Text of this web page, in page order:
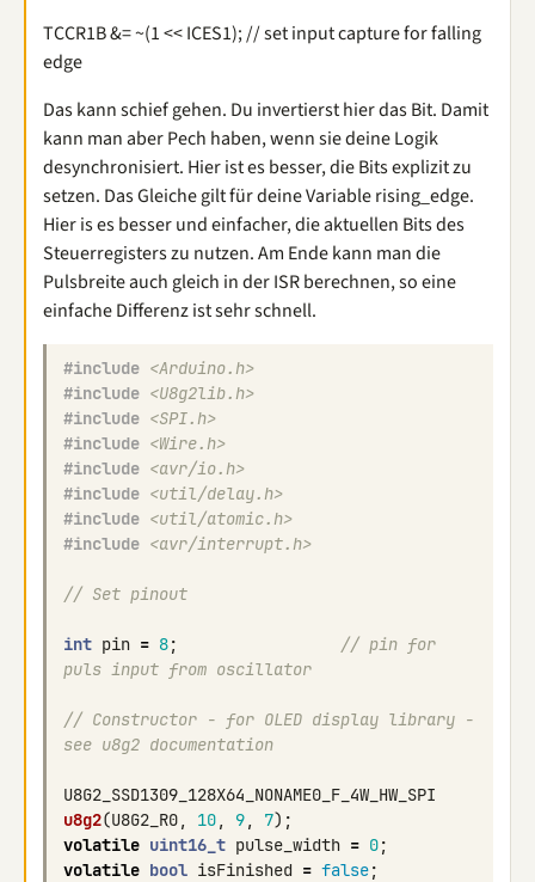
TCCR1B &= ~(1 << ICES1); // set input capture for falling
edge
Das kann schief gehen. Du invertierst hier das Bit. Damit
kann man aber Pech haben, wenn sie deine Logik
desynchronisiert. Hier ist es besser, die Bits explizit zu
setzen. Das Gleiche gilt für deine Variable rising_edge.
Hier is es besser und einfacher, die aktuellen Bits des
Steuerregisters zu nutzen. Am Ende kann man die
Pulsbreite auch gleich in der ISR berechnen, so eine
einfache Differenz ist sehr schnell.
#include <Arduino.h>
#include <U8g2lib.h>
#include <SPI.h>
#include <Wire.h>
#include <avr/io.h>
#include <util/delay.h>
#include <util/atomic.h>
#include <avr/interrupt.h>
// Set pinout
int pin = 8;
// pin for
puls input from oscillator
// Constructor - for OLED display library -
see u8g2 documentation
U8G2_SSD1309_128X64_NONAME0_F_4W_HW_SPI
u8g2(U8G2_R0 10 9 7);
volatile uint16_t pulse_width = 0;
volatile bool isFinished = false;